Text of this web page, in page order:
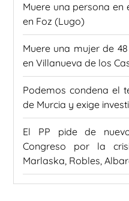
Muere una persona en
en Foz (Lugo)
Muere una mujer de
en Villanueva de los
Podemos condena el
de Murcia y exige
El PP pide de
Congreso por la
Marlaska, Robles,